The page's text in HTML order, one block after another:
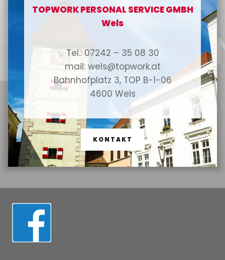
TOPWORK PERSONAL SERVICE GMBH
Wels
Tel.: 07242 – 35 08 30
mail: wels@topwork.at
Bahnhofplatz 3, TOP B-1-06
4600 Wels
KONTAKT